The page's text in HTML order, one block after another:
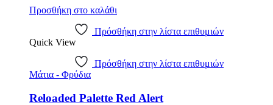
Προσθήκη στο καλάθι
Πρόσθήκη στην λίστα επιθυμιών
Quick View
Πρόσθήκη στην λίστα επιθυμιών
Μάτια - Φρύδια
Reloaded Palette Red Alert